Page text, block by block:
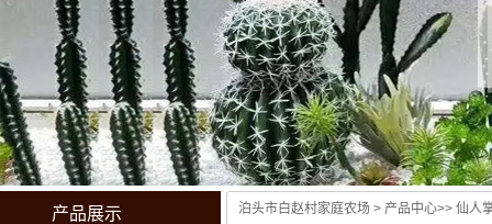
产品展示 泊头市白赵村家庭农场 > 产品中心>> 仙人